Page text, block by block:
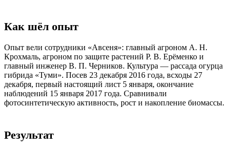
Как шёл опыт
Опыт вели сотрудники «Авсеня»: главный агроном А. Н.
Крохмаль, агроном по защите растений Р. В. Ерёменко и
главный инженер В. П. Черников. Культура — рассада огурца
гибрида «Туми». Посев 23 декабря 2016 года, всходы 27
декабря, первый настоящий лист 5 января, окончание
наблюдений 15 января 2017 года. Сравнивали
фотосинтетическую активность, рост и накопление биомассы.
Результат